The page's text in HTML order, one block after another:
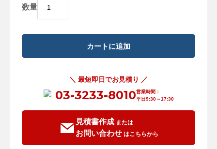
数量
＼ 最短即日でお見積り ／
03-3233-8010営業時間：
平日9:30～17:30
見積書作成または
お問い合わせはこちらから